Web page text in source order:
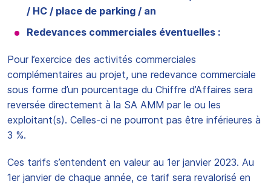
/ HC / place de parking / an
Redevances commerciales éventuelles :
Pour l’exercice des activités commerciales
complémentaires au projet, une redevance commerciale
sous forme d’un pourcentage du Chiffre d’Affaires sera
reversée directement à la SA AMM par le ou les
exploitant(s). Celles-ci ne pourront pas être inférieures à
3 %.
Ces tarifs s’entendent en valeur au 1er janvier 2023. Au
1er janvier de chaque année, ce tarif sera revalorisé en